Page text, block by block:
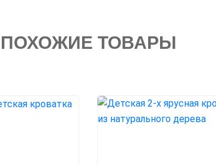
ПОХОЖИЕ ТОВАРЫ